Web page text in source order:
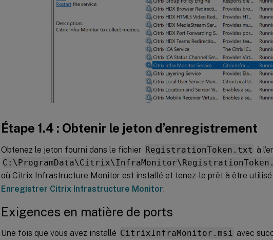
Étape 1.4 : Obtenir le jeton d’enregistrement
Obtenez le jeton fourni dans le fichier RegistrationToken.txt à
où Citrix Infrastructure Monitor est installé et tenez-le prêt à être utilisé
Enregistrer Citrix Infrastructure Monitor.
Exigences en matière de ports
Une fois que vous avez installé CitrixInfraMonitor.msi
avec